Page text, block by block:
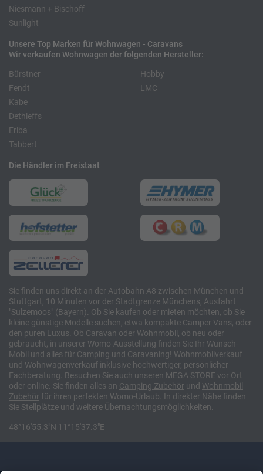
Niesmann + Bischoff
Sunlight
Unsere Top Marken für Wohnwagen - Caravans
Wir verkaufen Wohnwagen der folgenden Hersteller:
Bürstner
Fendt
Kabe
Hobby
LMC
Dethleffs
Eriba
Tabbert
Die Händler im Freistaat
Sie finden uns direkt an der Autobahn A8 zwischen München und
Stuttgart, 10 Minuten vor der Stadtgrenze Münchens, Ausfahrt
"Sulzemoos" (Bayern). Ob Sie kaufen oder mieten möchten, ob Sie
kleine günstige Modelle suchen, etwa kompakte Camper Vans, oder
den puren Luxus. Ob Caravan oder Wohnmobil, ob neu oder
gebraucht, in unserer Womo-Ausstellung finden Sie Ihr Wunsch-
Mobil und alles für Camping und Caravaning! Wohnmobilverkauf
und Wohnwagenverkauf inklusive hochwertiger, persönlicher
Fachberatung. Besuchen Sie auch unseren MEGA STORE vor Ort
oder online. Sie finden alles an Camping Zubehör und Wohnmobil
Zubehör für ihren perfekten Womo-Urlaub. In direkter Nähe finden
Sie Stellplätze und weitere Übernachtungsmöglichkeiten.
48°16'55.3"N 11°15'37.3"E